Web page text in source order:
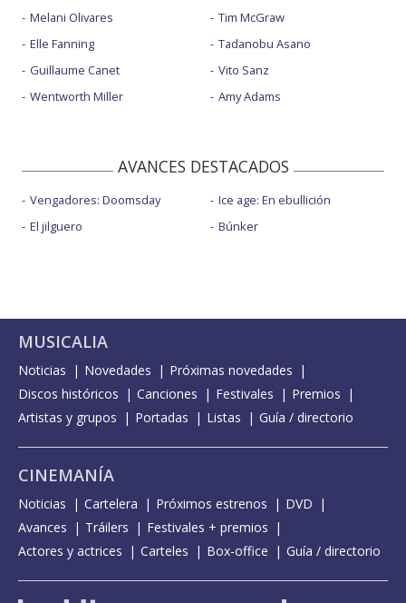
Melani Olivares
Elle Fanning
Guillaume Canet
Wentworth Miller
Tim McGraw
Tadanobu Asano
Vito Sanz
Amy Adams
AVANCES DESTACADOS
Vengadores: Doomsday
El jilguero
Ice age: En ebullición
Búnker
MUSICALIA
Noticias Novedades
Próximas novedades
Discos históricos
Canciones Festivales
Premios
Artistas y grupos
Portadas Listas Guía / directorio
CINEMANÍA
Noticias Cartelera Próximos estrenos
DVD
Avances
Tráilers
Festivales + premios
Actores y actrices
Carteles Box-office Guía / directorio